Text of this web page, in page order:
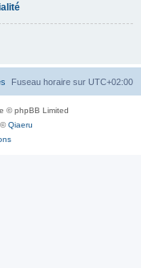
Fuseau horaire sur UTC+02:00
© phpBB Limited
©Qiaeru